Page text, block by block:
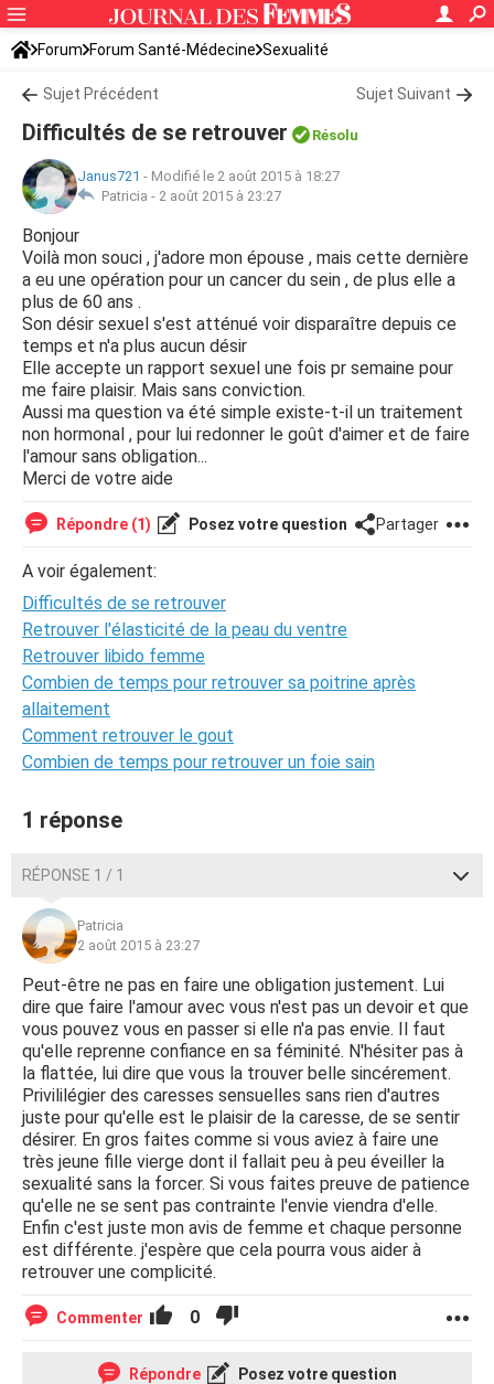
Forum Forum Santé-Médecine Sexualité
Sujet Précédent Sujet Suivant
Difficultés de se retrouver Résolu
Janus721 - Modifié le 2 août 2015 à 18:27
Patricia - 2 août 2015 à 23:27
Bonjour
Voilà mon souci , j'adore mon épouse , mais cette dernière
a eu une opération pour un cancer du sein , de plus elle a
plus de 60 ans .
Son désir sexuel s'est atténué voir disparaître depuis ce
temps et n'a plus aucun désir
Elle accepte un rapport sexuel une fois pr semaine pour
me faire plaisir. Mais sans conviction.
Aussi ma question va été simple existe-t-il un traitement
non hormonal , pour lui redonner le goût d'aimer et de faire
l'amour sans obligation...
Merci de votre aide
Répondre (1) Posez votre question Partager
A voir également:
Difficultés de se retrouver
Retrouver l'élasticité de la peau du ventre
Retrouver libido femme
Combien de temps pour retrouver sa poitrine après
allaitement
Comment retrouver le gout
Combien de temps pour retrouver un foie sain
1 réponse
RÉPONSE 1 / 1
Patricia
2 août 2015 à 23:27
Peut-être ne pas en faire une obligation justement. Lui
dire que faire l'amour avec vous n'est pas un devoir et que
vous pouvez vous en passer si elle n'a pas envie. Il faut
qu'elle reprenne confiance en sa féminité. N'hésiter pas à
la flattée, lui dire que vous la trouver belle sincérement.
Privililégier des caresses sensuelles sans rien d'autres
juste pour qu'elle est le plaisir de la caresse, de se sentir
désirer. En gros faites comme si vous aviez à faire une
très jeune fille vierge dont il fallait peu à peu éveiller la
sexualité sans la forcer. Si vous faites preuve de patience
qu'elle ne se sent pas contrainte l'envie viendra d'elle.
Enfin c'est juste mon avis de femme et chaque personne
est différente. j'espère que cela pourra vous aider à
retrouver une complicité.
Commenter 0
Répondre Posez votre question